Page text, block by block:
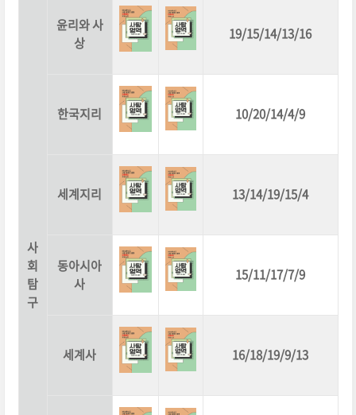
사
회
탐
구
윤리와 사
상
19/15/14/13/16
한국지리 10/20/14/4/9
세계지리 13/14/19/15/4
동아시아
사
15/11/17/7/9
세계사 16/18/19/9/13